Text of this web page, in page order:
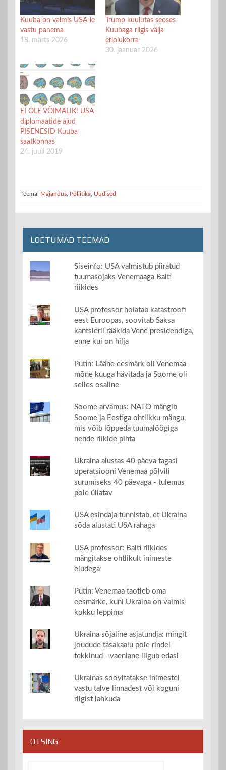
Kuuba on valmis USA-le
vastu panema
18. märts 2026
Trump kuulutas seoses
Kuubaga riigis välja
eriolukorra
30. jaanuar 2026
EI OLE VÕIMALIK! USA
diplomaatide ajud
PISENESID Kuuba
saatkonnas
24. juuli 2019
Teemal Majandus Poliitika Uudised
LOETUMAD TEEMAD
Siseinfo: USA valmistub piiratud
tuumasõjaks Venemaaga Balti
riikides
USA professor hoiatab katastroofi
eest Euroopas, soovitab Saksa
kantsleril rääkida Vene presidendiga,
enne kui on hilja
Putin: Lääne eesmärk oli Venemaa
mõne kuuga hävitada ja Soome oli
selles osaline
Soome arvamus: NATO mängib
Soome ja Eestiga ohtlikku mängu,
mis võib lõppeda tuumalöögiga
nende riikide pihta
Ukraina alustas 40 päeva tagasi
operatsiooni Venemaa põlvili
surumiseks 40 päevaga - tulemus
pole üllatav
USA esindaja tunnistab, et Ukraina
sõda alustati USA rahaga
USA professor: Balti riikides
mängitakse ohtlikult inimeste
eludega
Putin: Venemaa taotleb oma
eesmärke, kuni Ukraina on valmis
kokku leppima
Ukraina sõjaline asjatundja: mingit
jõudude tasakaalu pole rindel
tekkinud - vaenlane liigub edasi
Ukrainas soovitatakse inimestel
vastu talve linnadest või koguni
riigist lahkuda
OTSING